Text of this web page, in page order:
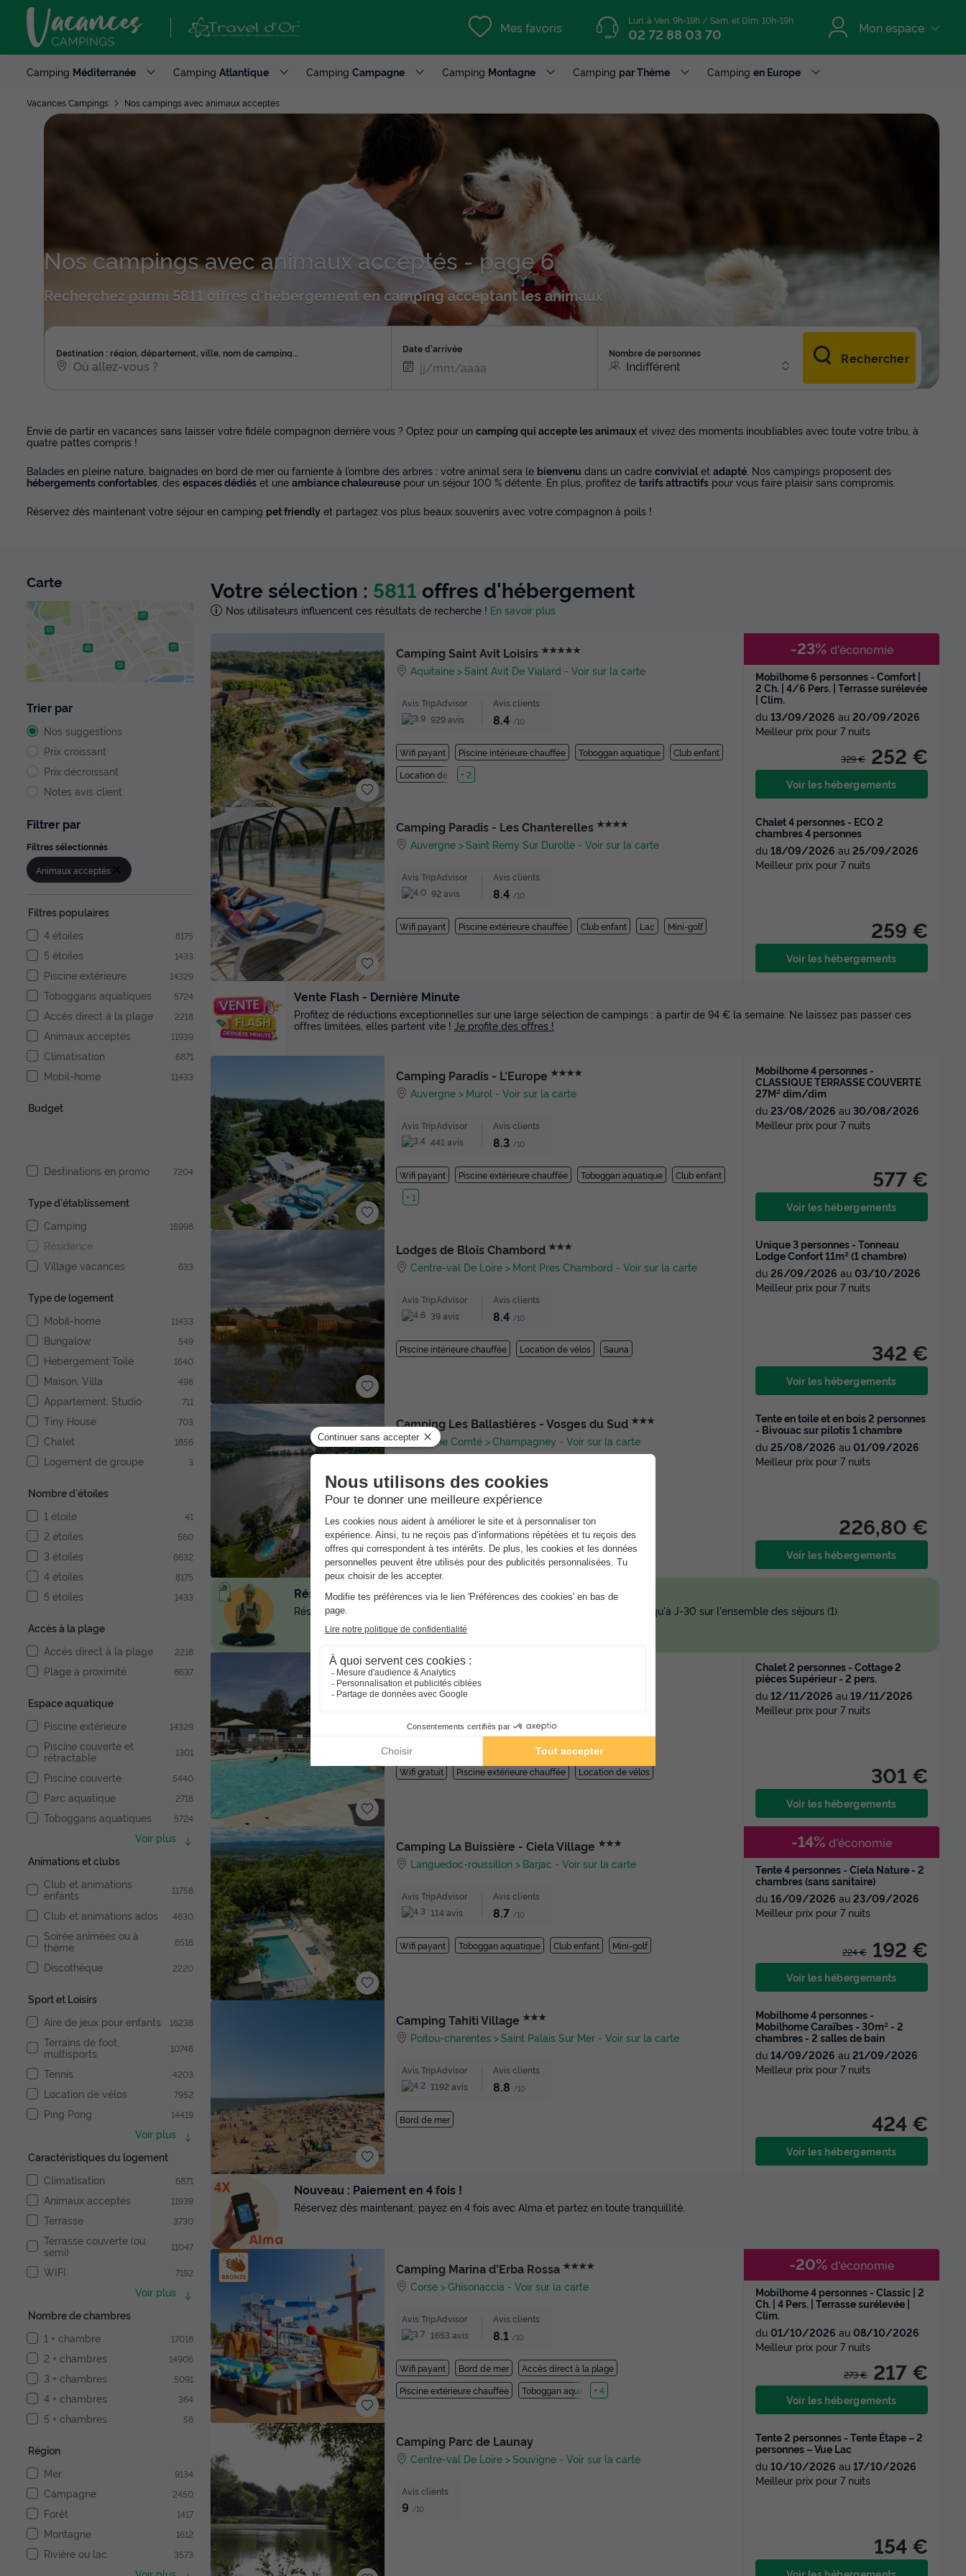
Mes favoris Lun. à Ven. 9h-19h / Sam. et Dim. 10h-19h
02 72 88 03 70 Mon espace
Camping Méditerranée Camping Atlantique Camping Campagne Camping Montagne Camping par Thème Camping en Europe
Vacances Campings Nos campings avec animaux acceptés
Nos campings avec animaux acceptés - page 6
Recherchez parmi 5811 offres d'hébergement en camping acceptant les animaux
Destination : région, département, ville, nom de camping... Date d'arrivée Nombre de personnes
Indifférent Rechercher
Envie de partir en vacances sans laisser votre fidèle compagnon derrière vous ? Optez pour un camping qui accepte les animaux et vivez des moments inoubliables avec toute votre tribu, à
quatre pattes compris !
Balades en pleine nature, baignades en bord de mer ou farniente à l’ombre des arbres : votre animal sera le bienvenu dans un cadre convivialet adapté . Nos campings proposent des
hébergements confortables , des espaces dédiés et une ambiance chaleureuse pour un séjour 100 % détente. En plus, profitez de tarifs attractifs pour vous faire plaisir sans compromis.
Réservez dès maintenant votre séjour en camping pet friendly et partagez vos plus beaux souvenirs avec votre compagnon à poils !
Carte
Trier par
Nos suggestions
Prix croissant
Prix décroissant
Notes avis client
Filtrer par
Filtres sélectionnés
Animaux acceptés
Filtres populaires
4 étoiles
8175
5 étoiles 1433
Piscine extérieure 14329
Toboggans aquatiques 5724
Accès direct à la plage 2218
Animaux acceptés 11939
Climatisation 6871
Mobil-home 11433
Budget
Destinations en promo 7204
Type d'établissement
Camping
16998
Résidence
Village vacances
633
Type de logement
Mobil-home
11433
Bungalow 549
Hébergement Toilé 1640
Maison, Villa 498
Appartement, Studio 711
Tiny House 703
Chalet 1856
Logement de groupe 3
Nombre d'étoiles
1 étoile
41
2 étoiles 560
3 étoiles 6632
4 étoiles 8175
5 étoiles 1433
Accès à la plage
Accès direct à la plage
2218
Plage à proximité 8637
Espace aquatique
Piscine extérieure
14329
Piscine couverte et
rétractable
1301
Piscine couverte 5440
Parc aquatique 2718
Toboggans aquatiques 5724
Voir plus
Animations et clubs
Club et animations
enfants
11758
Club et animations ados 4630
Soirée animées ou à
thème
6516
Discothèque 2220
Sport et Loisirs
Aire de jeux pour enfants
16238
Terrains de foot,
multisports
10746
Tennis 4203
Location de vélos 7952
Ping Pong 14419
Voir plus
Caractéristiques du logement
Climatisation
6871
Animaux acceptés 11939
Terrasse 3730
Terrasse couverte (ou
semi)
11047
WIFI 7192
Voir plus
Nombre de chambres
1 + chambre
17018
2 + chambres 14906
3 + chambres 5091
4 + chambres 364
5 + chambres 58
Région
Mer
9134
Campagne 2450
Forêt 1417
Montagne 1612
Rivière ou lac 3573
Votre sélection : 5811 offres d'hébergement
Nos utilisateurs influencent ces résultats de recherche ! En savoir plus
Camping Saint Avit Loisirs ★★★★★
Aquitaine Saint Avit De Vialard -Voir sur la carte
Avis TripAdvisor
929 avis
Avis clients
8.4 /10
Wifi payant Piscine intérieure chauffée Toboggan aquatique
Club enfant
Location de vélos
+ 2
Mobilhome 6 personnes - Comfort |
2 Ch. | 4/6 Pers. | Terrasse surélevée
| Clim.
du 13/09/2026 au 20/09/2026
Meilleur prix pour 7 nuits
329 € 252 €
-23% d'économie
Voir les hébergements
Camping Paradis - Les Chanterelles ★★★★
Auvergne Saint Remy Sur Durolle -Voir sur la carte
Avis TripAdvisor
92 avis
Avis clients
8.4 /10
Wifi payant Piscine extérieure chauffée Club enfant Lac Mini-golf
Chalet 4 personnes - ECO 2
chambres 4 personnes
du 18/09/2026 au 25/09/2026
Meilleur prix pour 7 nuits
259 €
Voir les hébergements
Camping Paradis - L'Europe ★★★★
Auvergne Murol -Voir sur la carte
Avis TripAdvisor
441 avis
Avis clients
8.3 /10
Wifi payant Piscine extérieure chauffée Toboggan aquatique
Club enfant
Lac
+ 1
Mobilhome 4 personnes -
CLASSIQUE TERRASSE COUVERTE
27M² dim/dim
du 23/08/2026 au 30/08/2026
Meilleur prix pour 7 nuits
577 €
Voir les hébergements
Lodges de Blois Chambord ★★★
Centre-val De Loire Mont Pres Chambord -Voir sur la carte
Avis TripAdvisor
39 avis
Avis clients
8.4 /10
Piscine intérieure chauffée Location de vélos Sauna
Unique 3 personnes - Tonneau
Lodge Confort 11m² (1 chambre)
du 26/09/2026 au 03/10/2026
Meilleur prix pour 7 nuits
342 €
Voir les hébergements
Camping Les Ballastières - Vosges du Sud ★★★
Franche Comté Champagney -Voir sur la carte
Avis clients
8.2
Lac
Tente en toile et en bois 2 personnes
- Bivouac sur pilotis 1 chambre
du 25/08/2026 au 01/09/2026
Meilleur prix pour 7 nuits
226,80 €
Voir les hébergements
Domaine du Moulin Neuf
Bretagne Rochefort En Terre
Avis TripAdvisor
139 avis
Avis clients
8.4
Wifi gratuit Piscine extérieure chauffée Location de vélos
Chalet 2 personnes - Cottage 2
pièces Supérieur - 2 pers.
du 12/11/2026 au 19/11/2026
Meilleur prix pour 7 nuits
301 €
Voir les hébergements
Camping La Buissière - Ciela Village ★★★
Languedoc-roussillon Barjac -Voir sur la carte
Avis TripAdvisor
114 avis
Avis clients
8.7 /10
Wifi payant Toboggan aquatique Club enfant Mini-golf
Tente 4 personnes - Ciela Nature - 2
chambres (sans sanitaire)
du 16/09/2026 au 23/09/2026
Meilleur prix pour 7 nuits
224 € 192 €
-14% d'économie
Voir les hébergements
Camping Tahiti Village ★★★
Poitou-charentes Saint Palais Sur Mer -Voir sur la carte
Avis TripAdvisor
1192 avis
Avis clients
8.8 /10
Bord de mer
Mobilhome 4 personnes -
Mobilhome Caraïbes - 30m² - 2
chambres - 2 salles de bain
du 14/09/2026 au 21/09/2026
Meilleur prix pour 7 nuits
424 €
Voir les hébergements
Camping Marina d'Erba Rossa ★★★★
Corse Ghisonaccia -Voir sur la carte
Avis TripAdvisor
1653 avis
Avis clients
8.1 /10
Wifi payant Bord de mer
Accès direct à la plage
Piscine extérieure chauffée
Toboggan aquatique
+ 4
Mobilhome 4 personnes - Classic | 2
Ch. | 4 Pers. | Terrasse surélevée |
Clim.
du 01/10/2026 au 08/10/2026
Meilleur prix pour 7 nuits
273 € 217 €
-20% d'économie
Voir les hébergements
Camping Parc de Launay
Centre-val De Loire Souvigne -Voir sur la carte
Avis clients
9 /10
Tente 2 personnes - Tente Étape – 2
personnes – Vue Lac
du 10/10/2026 au 17/10/2026
Meilleur prix pour 7 nuits
154 €
Réservez l'esprit tranquille avec l'Annulation Gratuite !
Réservez sereinement votre prochain séjour grâce à l'annulation gratuite jusqu'à J-30 sur l'ensemble des séjours (1).
Nouveau : Paiement en 4 fois !
Réservez dès maintenant, payez en 4 fois avec Alma et partez en toute tranquillité.
Vente Flash - Dernière Minute
Profitez de réductions exceptionnelles sur une large sélection de campings : à partir de 94 € la semaine. Ne laissez pas passer ces
offres limitées, elles partent vite ! Je profite des offres !